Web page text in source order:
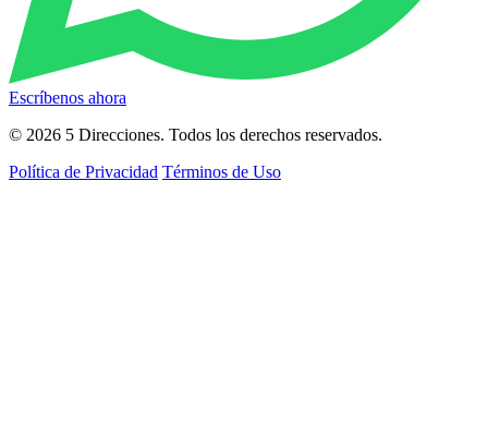
Escríbenos ahora
© 2026 5 Direcciones. Todos los derechos reservados.
Política de Privacidad Términos de Uso